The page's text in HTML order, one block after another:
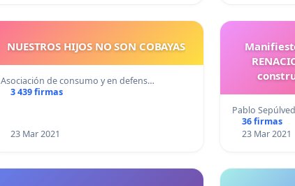
NUESTROS HIJOS NO SON COBAYAS
Asociación de consumo y en defens…
3 439 firmas
23 Mar 2021
Pablo
36 firmas
23 Mar 2021